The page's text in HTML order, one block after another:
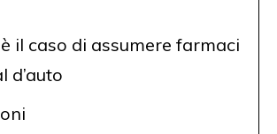
il caso di assumere farmaci
d’auto